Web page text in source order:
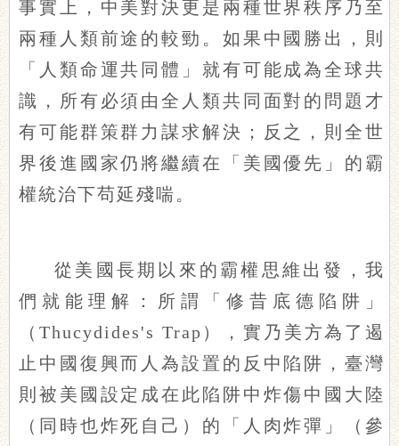
事實上，中美對決更是兩種世界秩序乃至
兩種人類前途的較勁。如果中國勝出，則
「人類命運共同體」就有可能成為全球共
識，所有必須由全人類共同面對的問題才
有可能群策群力謀求解決；反之，則全世
界後進國家仍將繼續在「美國優先」的霸
權統治下苟延殘喘。
從美國長期以來的霸權思維出發，我
們就能理解：所謂「修昔底德陷阱」
（Thucydides's Trap），實乃美方為了遏
止中國復興而人為設置的反中陷阱，臺灣
則被美國設定成在此陷阱中炸傷中國大陸
（同時也炸死自己）的「人肉炸彈」（參